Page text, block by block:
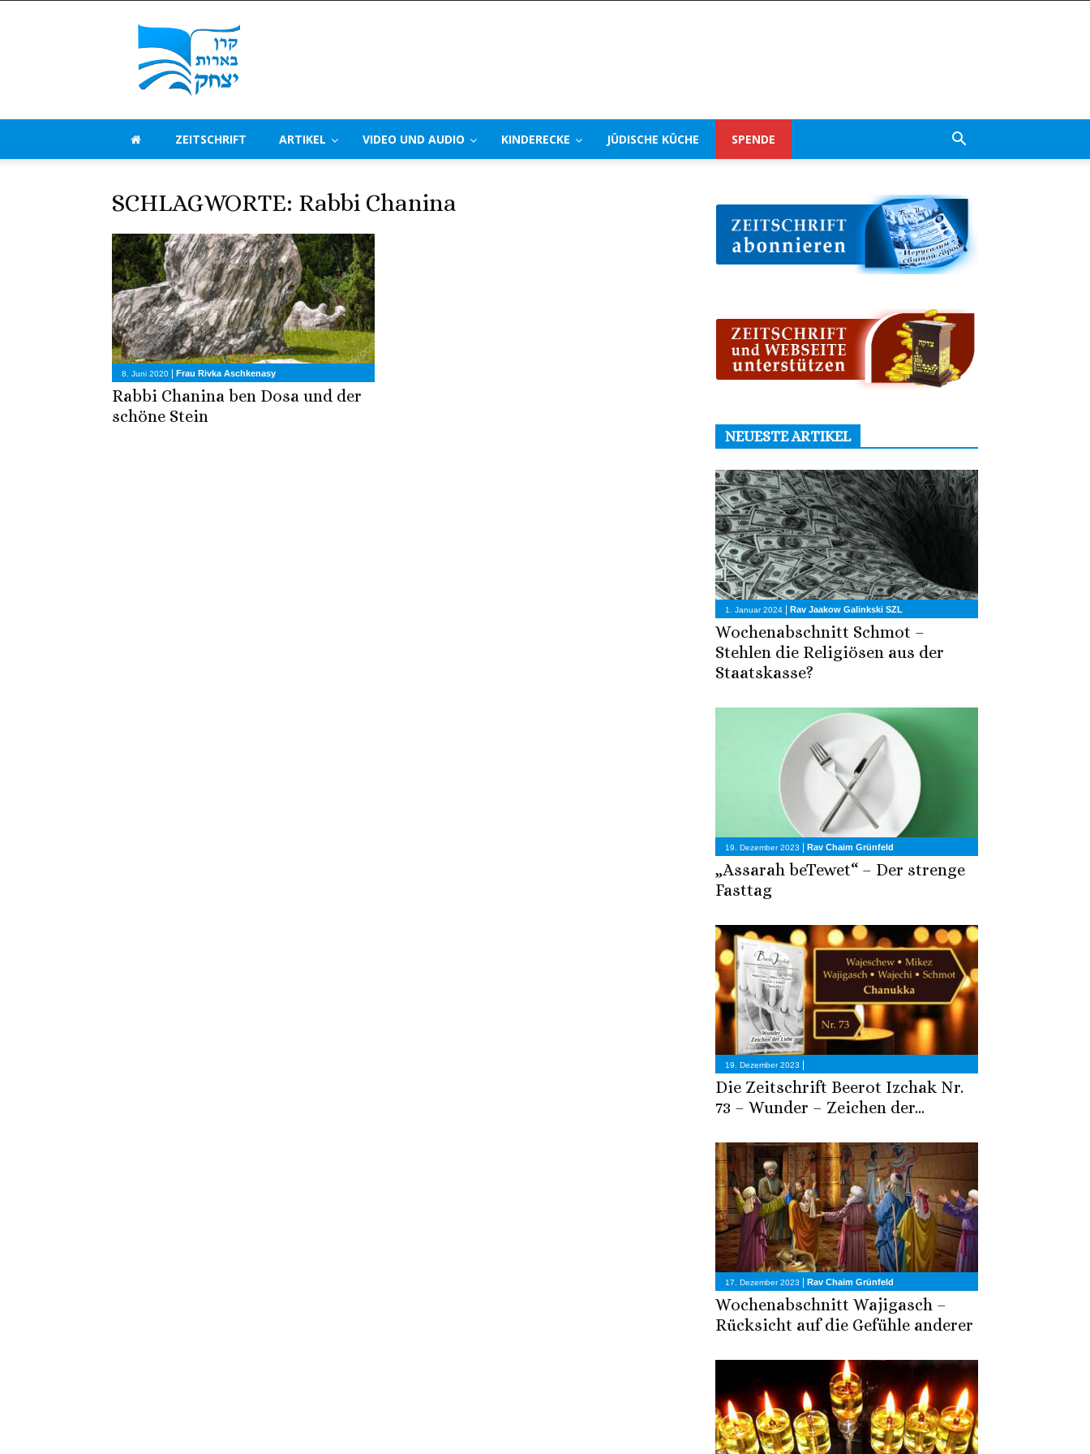
Beerot
Izchak
Deutschland
ZEITSCHRIFT ARTIKEL VIDEO UND AUDIO KINDERECKE JÜDISCHE KÜCHE SPENDE
SCHLAGWORTE: Rabbi Chanina
8. Juni 2020 Frau Rivka Aschkenasy
Rabbi Chanina ben Dosa und der
schöne Stein
NEUESTE ARTIKEL
1. Januar 2024 | Rav Jaakow Galinkski SZL
Wochenabschnitt Schmot –
Stehlen die Religiösen aus der
Staatskasse?
19. Dezember 2023 | Rav Chaim Grünfeld
„Assarah beTewet“ – Der strenge
Fasttag
19. Dezember 2023 |
Die Zeitschrift Beerot Izchak Nr.
73 – Wunder – Zeichen der...
17. Dezember 2023 | Rav Chaim Grünfeld
Wochenabschnitt Wajigasch –
Rücksicht auf die Gefühle anderer